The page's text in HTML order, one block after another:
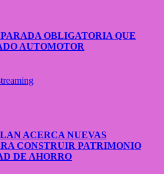
OBLIGATORIA QUE
AUTOMOTOR
ACERCA NUEVAS
CONSTRUIR PATRIMONIO
DE AHORRO